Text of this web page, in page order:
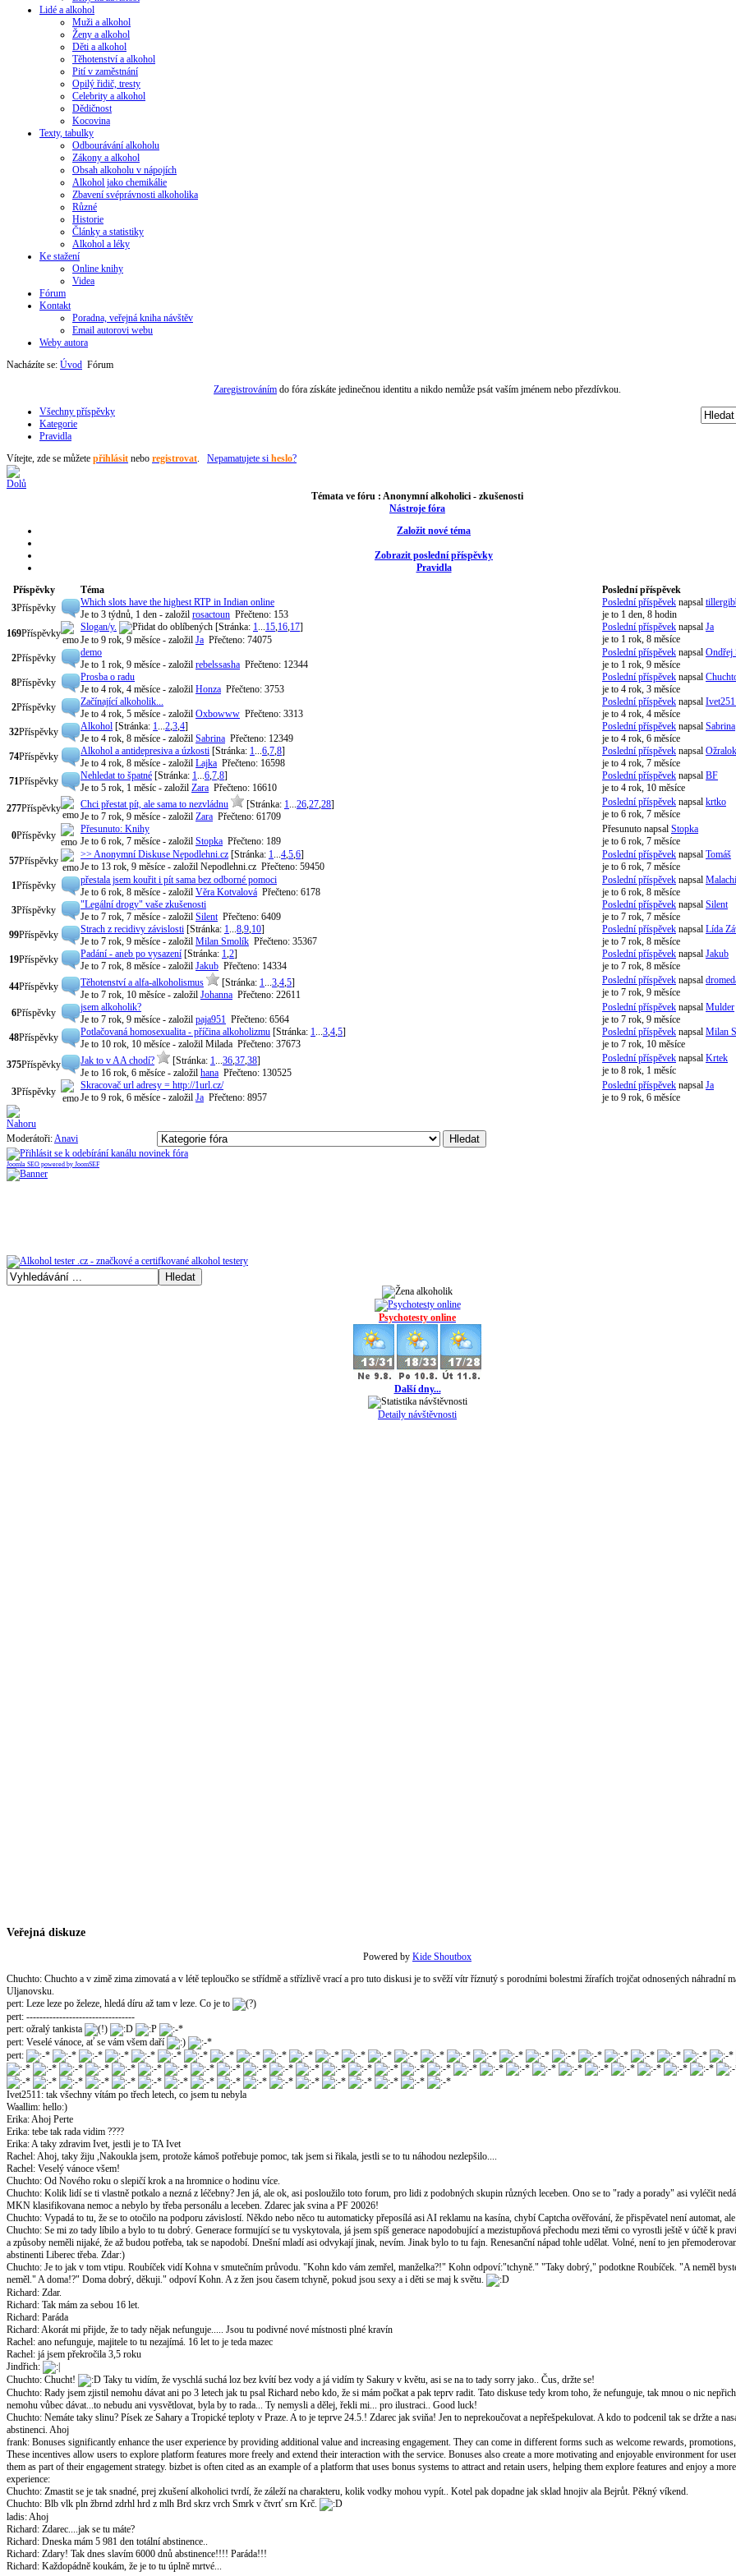
Lidé a alkohol
Muži a alkohol
Ženy a alkohol
Děti a alkohol
Těhotenství a alkohol
Pití v zaměstnání
Opilý řidič, tresty
Celebrity a alkohol
Dědičnost
Kocovina
Texty, tabulky
Odbourávání alkoholu
Zákony a alkohol
Obsah alkoholu v nápojích
Alkohol jako chemikálie
Zbavení svéprávnosti alkoholika
Různé
Historie
Články a statistiky
Alkohol a léky
Ke stažení
Online knihy
Videa
Fórum
Kontakt
Poradna, veřejná kniha návštěv
Email autorovi webu
Weby autora
Nacházíte se: Úvod Fórum
Zaregistrováním do fóra získáte jedinečnou identitu a nikdo nemůže psát vaším jménem nebo přezdívkou.
Všechny příspěvky
Kategorie
Pravidla
Vítejte, zde se můžete přihlásit nebo registrovat. Nepamatujete si heslo?
Témata ve fóru : Anonymní alkoholici - zkušenosti
Nástroje fóra
Založit nové téma
Zobrazit poslední příspěvky
Pravidla
Příspěvky
Téma
Poslední příspěvek
3Příspěvky
Which slots have the highest RTP in Indian online
Je to 3 týdnů, 1 den - založil rosactoun Přečteno: 153
Poslední příspěvek napsal
je to 1 den, 8 hodin
169Příspěvky
Slogan/y. [Stránka: 1...15,16,17]
Je to 9 rok, 9 měsíce - založil Ja Přečteno: 74075
Poslední příspěvek napsal Ja
je to 1 rok, 8 měsíce
2Příspěvky
demo
Je to 1 rok, 9 měsíce - založil rebelssasha Přečteno: 12344
Poslední příspěvek napsal Ondřej
je to 1 rok, 9 měsíce
8Příspěvky
Prosba o radu
Je to 4 rok, 4 měsíce - založil Honza Přečteno: 3753
Poslední příspěvek napsal
je to 4 rok, 3 měsíce
2Příspěvky
Začínající alkoholik...
Je to 4 rok, 5 měsíce - založil Oxbowww Přečteno: 3313
Poslední příspěvek napsal
je to 4 rok, 4 měsíce
32Příspěvky Alkohol [Stránka: 1...2,3,4]
Je to 4 rok, 8 měsíce - založil Sabrina Přečteno: 12349
Poslední příspěvek napsal Sabrina
je to 4 rok, 6 měsíce
74Příspěvky Alkohol a antidepresiva a úzkosti [Stránka: 1...6,7,8]
Je to 4 rok, 8 měsíce - založil Lajka Přečteno: 16598
Poslední příspěvek napsal Ožralok
je to 4 rok, 7 měsíce
71Příspěvky Nehledat to špatné [Stránka: 1...6,7,8]
Je to 5 rok, 1 měsíc - založil Zara Přečteno: 16610
Poslední příspěvek napsal BF
je to 4 rok, 10 měsíce
277Příspěvky Chci přestat pít, ale sama to nezvládnu [Stránka: 1...26,27,28]
Je to 7 rok, 9 měsíce - založil Zara Přečteno: 61709
Poslední příspěvek napsal krtko
je to 6 rok, 7 měsíce
0Příspěvky
Přesunuto: Knihy
Je to 6 rok, 7 měsíce - založil Stopka Přečteno: 189
Přesunuto napsal Stopka
je to 6 rok, 7 měsíce
57Příspěvky
>> Anonymní Diskuse Nepodlehni.cz [Stránka: 1...4,5,6]
Je to 13 rok, 9 měsíce - založil Nepodlehni.cz Přečteno: 59450
Poslední příspěvek napsal Tomáš
je to 6 rok, 7 měsíce
1Příspěvky
přestala jsem kouřit i pít sama bez odborné pomoci
Je to 6 rok, 8 měsíce - založil Věra Kotvalová Přečteno: 6178
Poslední příspěvek napsal
je to 6 rok, 8 měsíce
3Příspěvky
"Legální drogy" vaše zkušenosti
Je to 7 rok, 7 měsíce - založil Silent Přečteno: 6409
Poslední příspěvek napsal Silent
je to 7 rok, 7 měsíce
99Příspěvky Strach z recidivy závislosti [Stránka: 1...8,9,10]
Je to 7 rok, 9 měsíce - založil Milan Smolík Přečteno: 35367
Poslední příspěvek napsal Lída
je to 7 rok, 8 měsíce
19Příspěvky Padání - aneb po vysazení [Stránka: 1,2]
Je to 7 rok, 8 měsíce - založil Jakub Přečteno: 14334
Poslední příspěvek napsal Jakub
je to 7 rok, 8 měsíce
44Příspěvky Těhotenství a alfa-alkoholismus [Stránka: 1...3,4,5]
Je to 7 rok, 10 měsíce - založil Johanna Přečteno: 22611
Poslední příspěvek napsal
je to 7 rok, 9 měsíce
6Příspěvky
jsem alkoholik?
Je to 7 rok, 9 měsíce - založil paja951 Přečteno: 6564
Poslední příspěvek napsal Mulder
je to 7 rok, 9 měsíce
48Příspěvky Potlačovaná homosexualita - příčina alkoholizmu [Stránka: 1...3,4,5]
Je to 10 rok, 10 měsíce - založil Milada Přečteno: 37673
Poslední příspěvek napsal Milan
je to 7 rok, 10 měsíce
375Příspěvky Jak to v AA chodí? [Stránka: 1...36,37,38]
Je to 16 rok, 6 měsíce - založil hana Přečteno: 130525
Poslední příspěvek napsal Krtek
je to 8 rok, 1 měsíc
3Příspěvky
Skracovač url adresy = http://1url.cz/
Je to 9 rok, 6 měsíce - založil Ja Přečteno: 8957
Poslední příspěvek napsal Ja
je to 9 rok, 6 měsíce
Moderátoři:Anavi
Joomla SEO powered by JoomSEF
Psychotesty online
Další dny...
Detaily návštěvnosti
Veřejná diskuze
Powered by Kide Shoutbox
Chuchto: Chuchto a v zimě zima zimovatá a v létě teploučko se střídmě a střízlivě vrací a pro tuto diskusi je to svěží vítr říznutý s porodními bolestmi žírafích trojčat odnosených náhradní
Uljanovsku.
pert: Leze leze po železe, hledá díru až tam v leze. Co je to
pert: ---------------------------------
pert: ožralý tankista
pert: Veselé vánoce, ať se vám všem daří
pert:
Ivet2511: tak všechny vítám po třech letech, co jsem tu nebyla
Waallim: hello:)
Erika:Ahoj Perte
Erika: tebe tak rada vidim ????
Erika:A taky zdravim Ivet, jestli je to TA Ivet
Rachel:Ahoj, taky žiju ,Nakoukla jsem, protože kámoš potřebuje pomoc, tak jsem si řikala, jestli se to tu náhodou nezlepšilo....
Rachel: Veselý vánoce všem!
Chuchto: Od Nového roku o slepičí krok a na hromnice o hodinu více.
Chuchto: Kolik lidí se ti vlastně potkalo a nezná z léčebny? Jen já, ale ok, asi posloužilo toto forum, pro lidi z podobných skupin různých leceben. Ono se to "rady a porady" asi vyléčit
MKN klasifikovana nemoc a nebylo by třeba personálu a leceben. Zdarec jak svina a PF 20026!
Chuchto: Vypadá to tu, že se to otočilo na podporu závislostí. Někdo nebo něco tu automaticky přeposílá asi AI reklamu na kasína, chybí Captcha ověřování, že přispěvatel není automat,
Chuchto: Se mi zo tady líbilo a bylo to tu dobrý. Generace formující se tu vyskytovala, já jsem spíš generace napodobující a mezistupňová přechodu mezi těmi co vyrostli ještě v účtě k
a způsoby neměli nijaké, že až budou potřeba, tak se napodobí. Dnešní mladí asi odvykají jinak, nevím. Jinak bylo to tu fajn. Renesanční nápad tohle udělat. Volné, není to jen
abstinenti Liberec třeba. Zdar:)
Chuchto: Je to jak v tom vtipu. Roubíček vidí Kohna v smutečním průvodu. "Kohn kdo vám zemřel, manželka?!" Kohn odpoví:"tchyně." "Taky dobrý," podotkne Roubíček. "A neměl
neměl." A doma!?" Doma dobrý, děkuji." odpoví Kohn. A z žen jsou časem tchyně, pokud jsou sexy a i děti se maj k světu.
Richard: Zdar.
Richard: Tak mám za sebou 16 let.
Richard: Paráda
Richard:Akorát mi přijde, že to tady nějak nefunguje..... Jsou tu podivné nové místnosti plné kravín
Rachel: ano nefunguje, majitele to tu nezajímá. 16 let to je teda mazec
Rachel: já jsem překročila 3,5 roku
Jindřich:
Chuchto: Chucht!
Taky tu vidím, že vyschlá suchá loz bez kvítí bez vody a já vidím ty Sakury v květu, asi se na to tady sorry jako.. Čus, držte se!
Chuchto: Rady jsem zjistil nemohu dávat ani po 3 letech jak tu psal Richard nebo kdo, že si mám počkat a pak teprv radit. Tato diskuse tedy krom toho, že nefunguje, tak mnou o nic
nemohu vůbec dávat...to nebudu ani vysvětlovat, byla by to rada... Ty nemysli a dělej, řekli mi... pro ilustraci.. Good luck!
Chuchto: Nemáte taky slinu? Písek ze Sahary a Tropické teploty v Praze. A to je teprve 24.5.! Zdarec jak sviňa! Jen to neprekoučovat a nepřešpekulovat. A kdo to podcenil tak se držte a
abstinenci. Ahoj
frank: Bonuses significantly enhance the user experience by providing additional value and increasing engagement. They can come in different forms such as welcome rewards,
These incentives allow users to explore platform features more freely and extend their interaction with the service. Bonuses also create a more motivating and enjoyable environment for
them as part of their engagement strategy. bizbet is often cited as an example of a platform that uses bonus systems to attract and retain users, helping them explore features and enjoy a
experience:
Chuchto: Zmastit se je tak snadné, prej zkušení alkoholici tvrdí, že záleží na charakteru, kolik vodky mohou vypít.. Kotel pak dopadne jak sklad hnojiv ala Bejrůt. Pěkný víkend.
Chuchto: Blb vlk pln žbrnd zdrhl hrd z mlh Brd skrz vrch Smrk v čtvrť srn Krč.
ladis:Ahoj
Richard: Zdarec....jak se tu máte?
Richard: Dneska mám 5 981 den totální abstinence..
Richard: Zdary! Tak dnes slavím 6000 dnů abstinence!!!! Paráda!!!
Richard: Každopádně koukám, že je to tu úplně mrtvé...